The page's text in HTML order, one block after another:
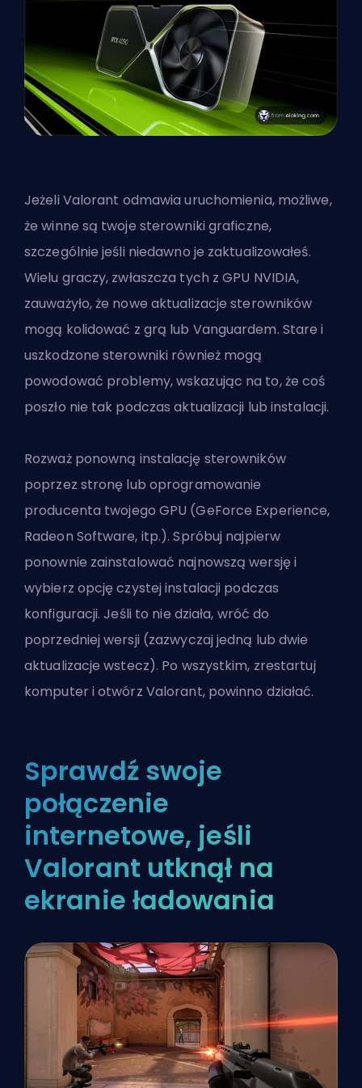
Jeżeli Valorant odmawia uruchomienia, możliwe,
że winne są twoje sterowniki graficzne,
szczególnie jeśli niedawno je zaktualizowałeś.
Wielu graczy, zwłaszcza tych z GPU NVIDIA,
zauważyło, że nowe aktualizacje sterowników
mogą kolidować z grą lub Vanguardem. Stare i
uszkodzone sterowniki również mogą
powodować problemy, wskazując na to, że coś
poszło nie tak podczas aktualizacji lub instalacji.
Rozważ ponowną instalację sterowników
poprzez stronę lub oprogramowanie
producenta twojego GPU (GeForce Experience,
Radeon Software, itp.). Spróbuj najpierw
ponownie zainstalować najnowszą wersję i
wybierz opcję czystej instalacji podczas
konfiguracji. Jeśli to nie działa, wróć do
poprzedniej wersji (zazwyczaj jedną lub dwie
aktualizacje wstecz). Po wszystkim, zrestartuj
komputer i otwórz Valorant, powinno działać.
Sprawdź swoje
połączenie
internetowe, jeśli
Valorant utknął na
ekranie ładowania